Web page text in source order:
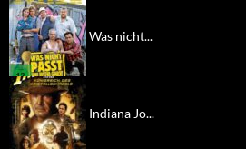
Was nicht...
Indiana Jo...